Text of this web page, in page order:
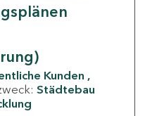
Kunden
Städtebau